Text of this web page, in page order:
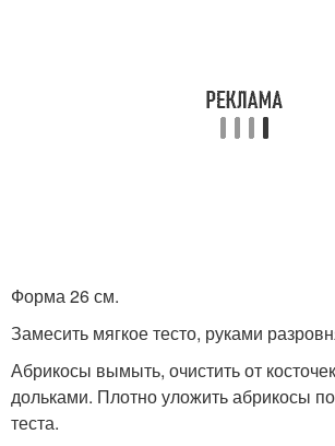
Форма 26 см.
Замесить мягкое тесто, руками
Абрикосы вымыть, очистить от
дольками. Плотно уложить абрикосы
теста.